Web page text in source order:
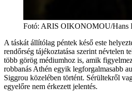
Fotó: ARIS OIKONOMOU/Hans
A táskát állítólag péntek késő este
rendőrség tájékoztatása szerint névtelen
több görög médiumhoz is, amik
robbanás Athén egyik legforgalmasabb
Siggrou közelében történt. Sérültekről
egyelőre nem érkezett jelentés.